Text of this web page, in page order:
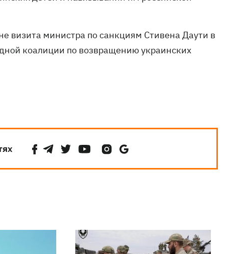
визита министра по санкциям Стивена Даути в
коалиции по возвращению украинских